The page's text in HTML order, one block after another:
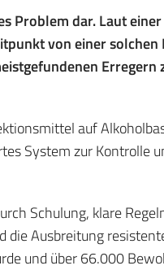
Problem dar. Laut
von einer
Erregern
auf
System zur Kontrolle
Schulung, klare
die Ausbreitung
und über 66.000